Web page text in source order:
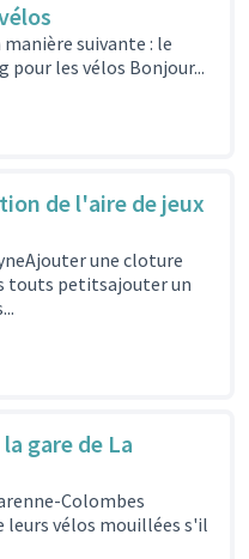
suivante : le
les vélos Bonjour...
de l'aire de jeux
une cloture
touts petitsajouter un
gare de La
Colombes
leurs vélos mouillées s'il